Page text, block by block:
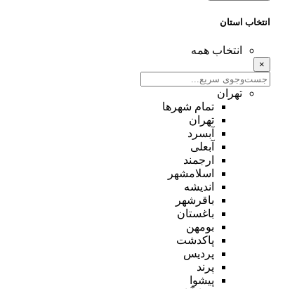
انتخاب استان
انتخاب همه
×
تهران
تمام شهر‌ها
تهران
آبسرد
آبعلی
ارجمند
اسلامشهر
اندیشه
باقرشهر
باغستان
بومهن
پاکدشت
پردیس
پرند
پیشوا